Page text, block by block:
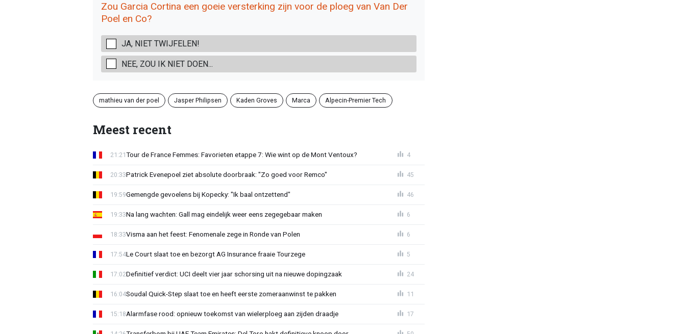
Zou Garcia Cortina een goeie versterking zijn voor de ploeg van Van Der
Poel en Co?
JA, NIET TWIJFELEN!
NEE, ZOU IK NIET DOEN...
mathieu van der poel Jasper Philipsen Kaden Groves Marca Alpecin-Premier Tech
Meest recent
Tour de France Femmes: Favorieten etappe 7: Wie wint op de Mont Ventoux?
21:21 4
Patrick Evenepoel ziet absolute doorbraak: "Zo goed voor Remco"
20:33 45
Gemengde gevoelens bij Kopecky: "Ik baal ontzettend"
19:59 46
Na lang wachten: Gall mag eindelijk weer eens zegegebaar maken
19:33 6
Visma aan het feest: Fenomenale zege in Ronde van Polen
18:33 6
Le Court slaat toe en bezorgt AG Insurance fraaie Tourzege
17:54 5
Definitief verdict: UCI deelt vier jaar schorsing uit na nieuwe dopingzaak
17:02 24
Soudal Quick-Step slaat toe en heeft eerste zomeraanwinst te pakken
16:04 11
Alarmfase rood: opnieuw toekomst van wielerploeg aan zijden draadje
15:18 17